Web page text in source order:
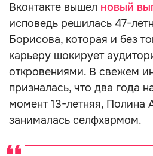
Вконтакте вышел новый
исповедь решилась 47-
Борисова, которая и без
карьеру шокирует
откровениями. В свежем
призналась, что два года
момент 13-летняя, Полина
занималась селфхармом.